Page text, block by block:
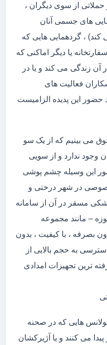
از سوی دیگران ،
های جسمی آنان
کند) ، گردهمایی هایی که
یا دیگر اماکنی که
آن زندگی می کند و یا در
فعالیت های
حضور این پدیده الزامیست
می بینیم که از یک سو
وجود ندارد و از سویی
این وسیله چشم پوشی
خصوصی در شهر درختی و
مسقر در آن از سامانه
– مانند مجموعه
بصرفه ، با کیفیت ، بدون
به حجم بالایی از
ترین تجهیزات امدادی
هایی که در صحنه
می کنند و یا آژیرکشان